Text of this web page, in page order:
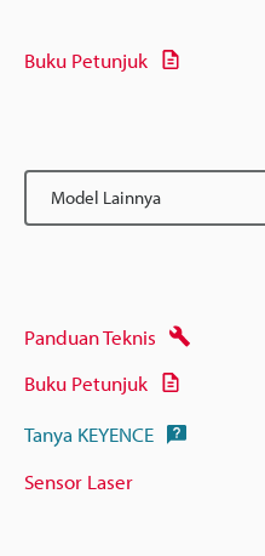
Buku Petunjuk
Model Lainnya
Panduan Teknis
Buku Petunjuk
Tanya KEYENCE
Sensor Laser